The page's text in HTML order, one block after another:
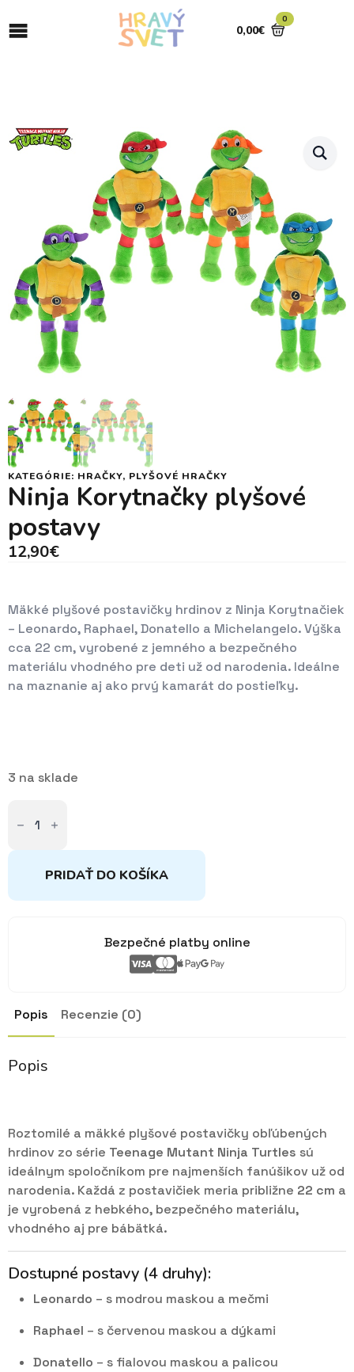
0,00€
0
KATEGÓRIE: HRAČKY, PLYŠOVÉ HRAČKY
Ninja Korytnačky plyšové
postavy
12,90€
Mäkké plyšové postavičky hrdinov z Ninja Korytnačiek
– Leonardo, Raphael, Donatello a Michelangelo. Výška
cca 22 cm, vyrobené z jemného a bezpečného
materiálu vhodného pre deti už od narodenia. Ideálne
na maznanie aj ako prvý kamarát do postieľky.
3 na sklade
Ninja
Korytnačky
postavy
PRIDAŤ DO KOŠÍKA
Bezpečné platby online
Popis Recenzie (0)
Popis
Roztomilé a mäkké plyšové postavičky obľúbených
hrdinov zo série Teenage Mutant Ninja Turtles sú
ideálnym spoločníkom pre najmenších fanúšikov už od
narodenia. Každá z postavičiek meria približne 22 cm a
je vyrobená z hebkého, bezpečného materiálu,
vhodného aj pre bábätká.
Dostupné postavy (4 druhy):
Leonardo – s modrou maskou a mečmi
Raphael – s červenou maskou a dýkami
Donatello – s fialovou maskou a palicou